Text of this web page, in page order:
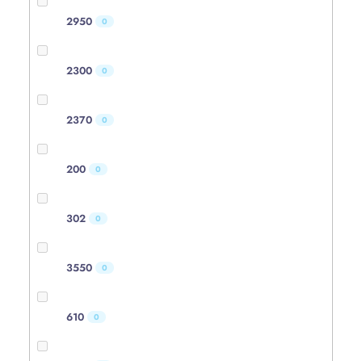
2950 0
2300 0
2370 0
200 0
302 0
3550 0
610 0